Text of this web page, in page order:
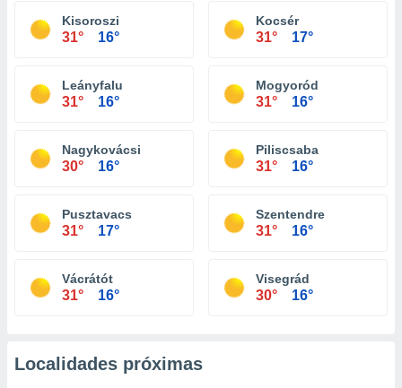
Kisoroszi
31° 16°
Kocsér
31° 17°
Leányfalu
31° 16°
Mogyoród
31° 16°
Nagykovácsi
30° 16°
Piliscsaba
31° 16°
Pusztavacs
31° 17°
Szentendre
31° 16°
Vácrátót
31° 16°
Visegrád
30° 16°
Localidades próximas